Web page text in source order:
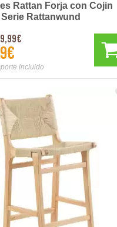
Rattan Forja con Cojin
Rattanwund
incluido